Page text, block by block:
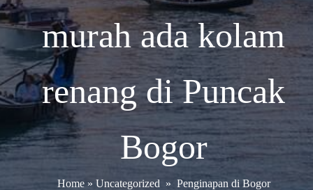
murah ada kolam
renang di Puncak
Bogor
Home» Uncategorized » Penginapan di Bogor